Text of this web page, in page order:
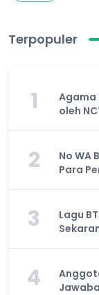
Terpopuler
1
Agama
oleh
2
No WA
Para
3
Lagu
4